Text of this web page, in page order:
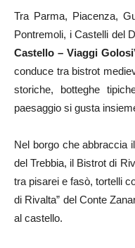
Tra Parma, Piacenza,
Pontremoli, i Castelli del
Castello – Viaggi Golosi
conduce tra bistrot
storiche, botteghe
paesaggio si gusta
Nel borgo che abbraccia il
del Trebbia, il Bistrot di
tra pisarei e fasò, tortelli
di Rivalta” del Conte
al castello.